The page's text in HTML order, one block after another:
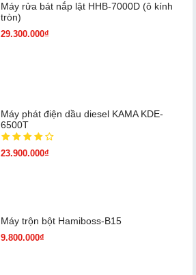
Máy rửa bát nắp lật HHB-7000D (ô kính
tròn)
29.300.000₫
Máy phát điện dầu diesel KAMA KDE-
6500T
23.900.000₫
Máy trộn bột Hamiboss-B15
9.800.000₫